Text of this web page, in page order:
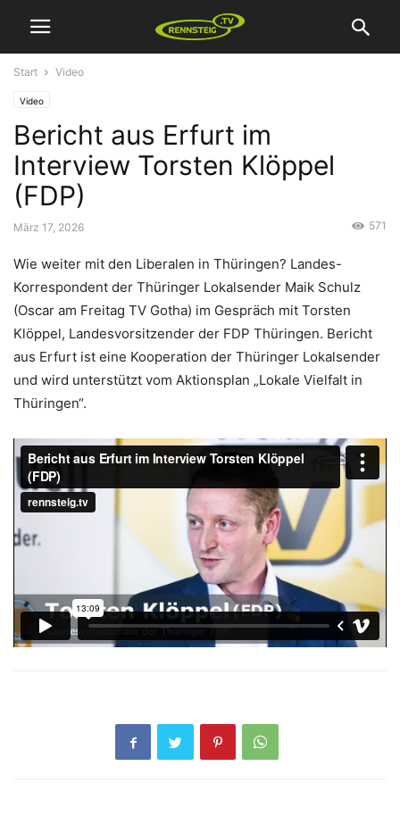
Start Video
Video
Bericht aus Erfurt im
Interview Torsten Klöppel
(FDP)
März 17, 2026 571
Wie weiter mit den Liberalen in Thüringen? Landes-
Korrespondent der Thüringer Lokalsender Maik Schulz
(Oscar am Freitag TV Gotha) im Gespräch mit Torsten
Klöppel, Landesvorsitzender der FDP Thüringen. Bericht
aus Erfurt ist eine Kooperation der Thüringer Lokalsender
und wird unterstützt vom Aktionsplan „Lokale Vielfalt in
Thüringen“.